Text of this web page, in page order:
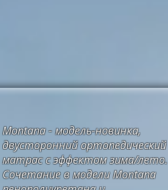
Montana - модель-новинка,
двусторонний ортопедический
матрас с эффектом зима/лето.
Сочетание в модели Montana